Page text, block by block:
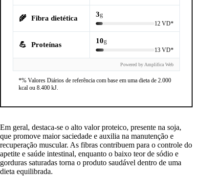
🌾 Fibra dietética 3g
12 VD*
💪 Proteínas 10g
13 VD*
Powered by Amplifica Web
*% Valores Diários de referência com base em uma dieta de 2.000
kcal ou 8.400 kJ.
Em geral, destaca-se o alto valor proteico, presente na soja,
que promove maior saciedade e auxilia na manutenção e
recuperação muscular. As fibras contribuem para o controle do
apetite e saúde intestinal, enquanto o baixo teor de sódio e
gorduras saturadas torna o produto saudável dentro de uma
dieta equilibrada.